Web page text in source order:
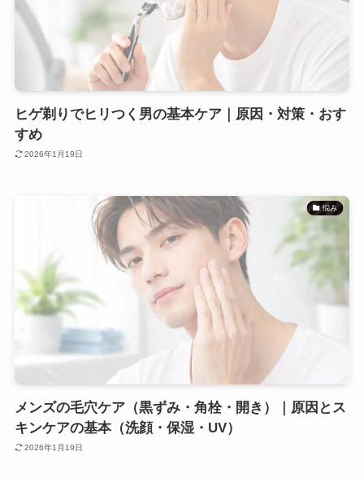
ヒゲ剃りでヒリつく男の基本ケア｜原因・対策・おす
すめ
2026年1月19日
悩み
メンズの毛穴ケア（黒ずみ・角栓・開き）｜原因とス
キンケアの基本（洗顔・保湿・UV）
2026年1月19日